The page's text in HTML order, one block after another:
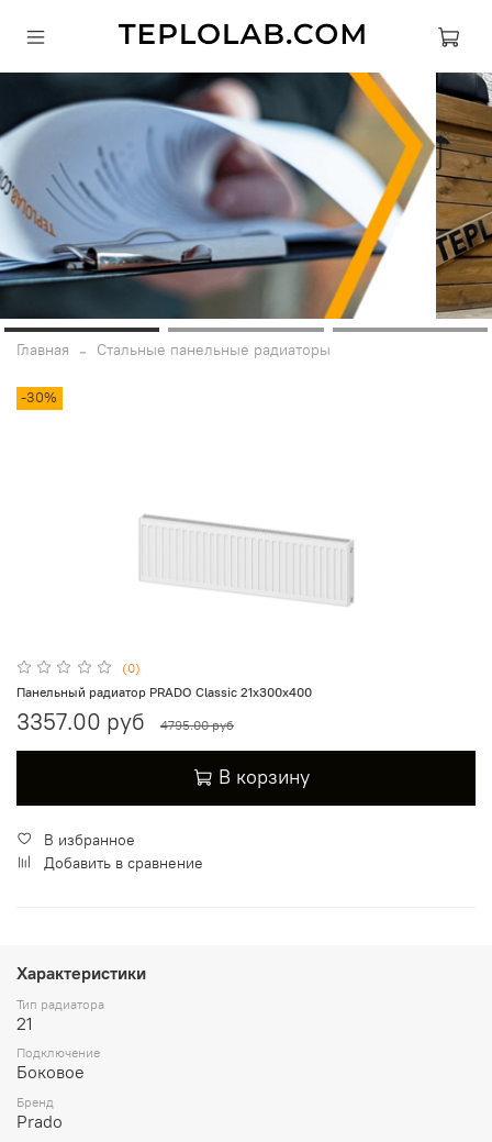
Главная Стальные панельные радиаторы
-30%
(0)
Панельный радиатор PRADO Classic 21х300х400
3357.00 руб 4795.00 руб
В корзину
В избранное
Добавить в сравнение
Характеристики
Тип радиатора
21
Подключение
Боковое
Бренд
Prado